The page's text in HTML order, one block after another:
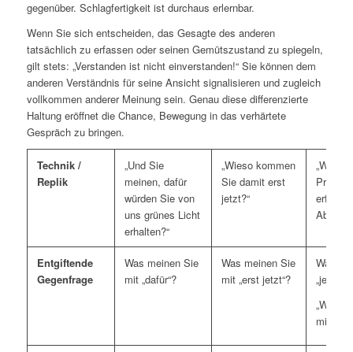
gegenüber. Schlagfertigkeit ist durchaus erlernbar.
Wenn Sie sich entscheiden, das Gesagte des anderen
tatsächlich zu erfassen oder seinen Gemütszustand zu spiegeln,
gilt stets: „Verstanden ist nicht einverstanden!“ Sie können dem
anderen Verständnis für seine Ansicht signalisieren und zugleich
vollkommen anderer Meinung sein. Genau diese differenzierte
Haltung eröffnet die Chance, Bewegung in das verhärtete
Gespräch zu bringen.
Technik /
Replik
„Und Sie
meinen, dafür
würden Sie von
uns grünes Licht
erhalten?“
„Wieso kommen
Sie damit erst
jetzt?“
„Wie
Projekt
Entgiftende
Gegenfrage
Was meinen Sie
mit „dafür“?
Was meinen Sie
mit „erst jetzt“?
Was
„je“
„Was
mit